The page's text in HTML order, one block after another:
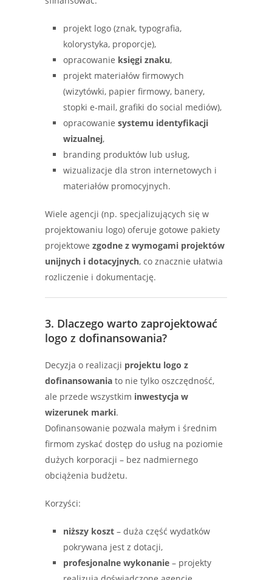
projekt logo (znak, typografia,
kolorystyka, proporcje),
opracowanie księgi znaku,
projekt materiałów firmowych
(wizytówki, papier firmowy, banery,
stopki e-mail, grafiki do social mediów),
opracowanie systemu identyfikacji
wizualnej,
branding produktów lub usług,
wizualizacje dla stron internetowych i
materiałów promocyjnych.
Wiele agencji (np. specjalizujących się w
projektowaniu logo) oferuje gotowe pakiety
projektowe zgodne z wymogami projektów
unijnych i dotacyjnych, co znacznie ułatwia
rozliczenie i dokumentację.
3. Dlaczego warto zaprojektować
logo z dofinansowania?
Decyzja o realizacji projektu logo z
dofinansowania to nie tylko oszczędność,
ale przede wszystkim inwestycja w
wizerunek marki.
Dofinansowanie pozwala małym i średnim
firmom zyskać dostęp do usług na poziomie
dużych korporacji – bez nadmiernego
obciążenia budżetu.
Korzyści:
niższy koszt – duża część wydatków
pokrywana jest z dotacji,
profesjonalne wykonanie – projekty